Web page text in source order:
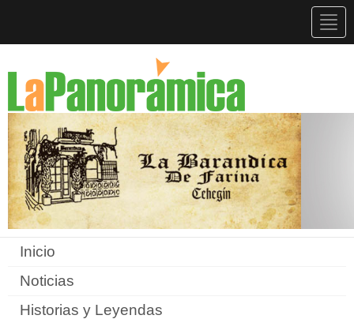
Inicio
Noticias
Historias y Leyendas